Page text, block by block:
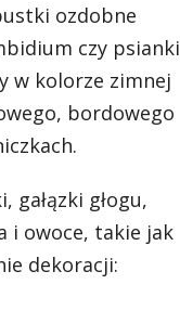
ozdobne
czy psianki
w kolorze zimnej
bordowego
głogu,
i owoce, takie jak
dekoracji: